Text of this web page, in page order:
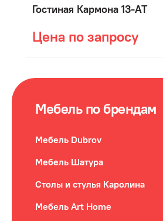
Гостиная Кармона 13-АТ
Цена по запросу
Мебель по брендам
Мебель Dubrov
Мебель Шатура
Столы и стулья Каролина
Мебель Art Home